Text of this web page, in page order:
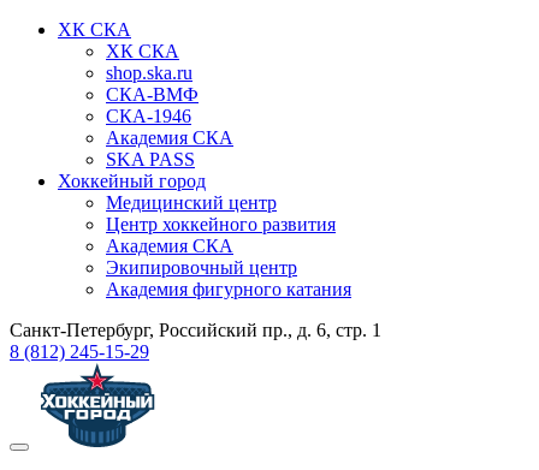
ХК СКА
ХК СКА
shop.ska.ru
СКА-ВМФ
СКА-1946
Академия СКА
SKA PASS
Хоккейный город
Медицинский центр
Центр хоккейного развития
Академия СКА
Экипировочный центр
Академия фигурного катания
Санкт-Петербург, Российский пр., д. 6, стр. 1
8 (812) 245-15-29